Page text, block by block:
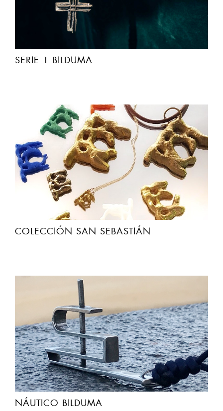
SERIE 1 BILDUMA
COLECCIÓN SAN SEBASTIÁN
NÁUTICO BILDUMA